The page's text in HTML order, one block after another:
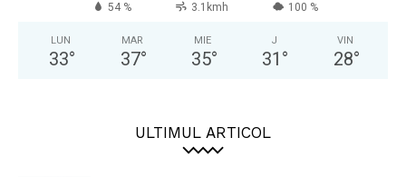
54 % 3.1kmh 100 %
LUN
33°
MAR
37°
MIE
35°
J
31 °
VIN
28°
ULTIMUL ARTICOL